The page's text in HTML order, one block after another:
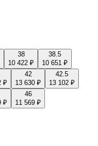
38
10 422 ₽
38.5
10 651 ₽
₽
42
13 630 ₽
42.5
13 102 ₽
₽
46
11 569 ₽